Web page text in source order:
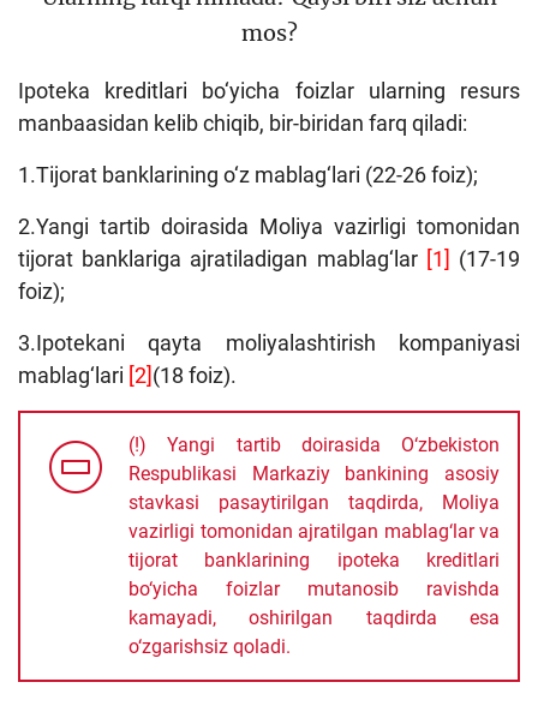
Kengaytirilgan qidiruv
Sayt xaritasi
mos?
Ipoteka kreditlari bo‘yicha foizlar ularning resurs
manbaasidan kelib chiqib, bir-biridan farq qiladi:
1.Tijorat banklarining o‘z mablag‘lari (22-26 foiz);
2.Yangi tartib doirasida Moliya vazirligi tomonidan
tijorat banklariga ajratiladigan mablag‘lar [1] (17-19
foiz);
3.Ipotekani qayta moliyalashtirish kompaniyasi
mablag‘lari [2](18 foiz).
(!) Yangi tartib doirasida O‘zbekiston
Respublikasi Markaziy bankining asosiy
stavkasi pasaytirilgan taqdirda, Moliya
vazirligi tomonidan ajratilgan mablag‘lar va
tijorat banklarining ipoteka kreditlari
bo‘yicha foizlar mutanosib ravishda
kamayadi, oshirilgan taqdirda esa
o‘zgarishsiz qoladi.